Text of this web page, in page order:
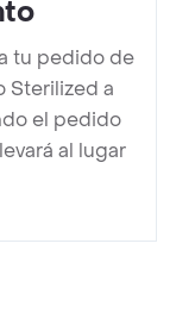
tu pedido de
Sterilized a
el pedido
al lugar